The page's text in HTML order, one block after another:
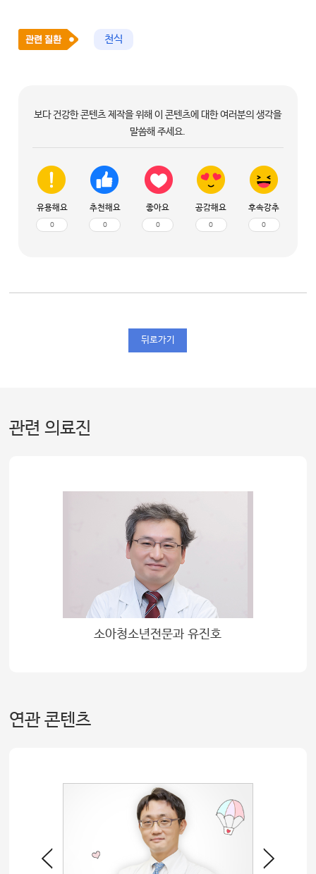
천식
보다 건강한 콘텐츠 제작을 위해 이 콘텐츠에 대한 여러분의 생각을
말씀해 주세요.
유용해요
0
추천해요
0
좋아요
0
공감해요
0
후속강추
0
뒤로가기
관련 의료진
소아청소년전문과 유진호
연관 콘텐츠